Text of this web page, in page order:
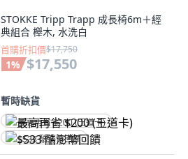
STOKKE Tripp Trapp 成長椅6m＋經
典組合 櫸木, 水洗白
首購折扣價$17,750
1% $17,550
暫時缺貨
最高再省 $200 (王道卡)
$533 酷澎幣回饋